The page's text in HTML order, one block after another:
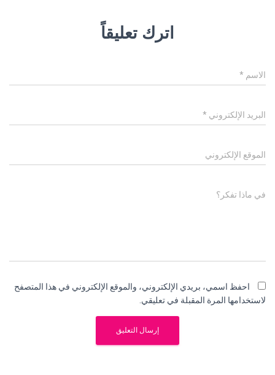
اترك تعليقاً
الاسم *
البريد الإلكتروني *
الموقع الإلكتروني
في ماذا تفكر؟
احفظ اسمي، بريدي الإلكتروني، والموقع الإلكتروني في هذا المتصفح
لاستخدامها المرة المقبلة في تعليقي.